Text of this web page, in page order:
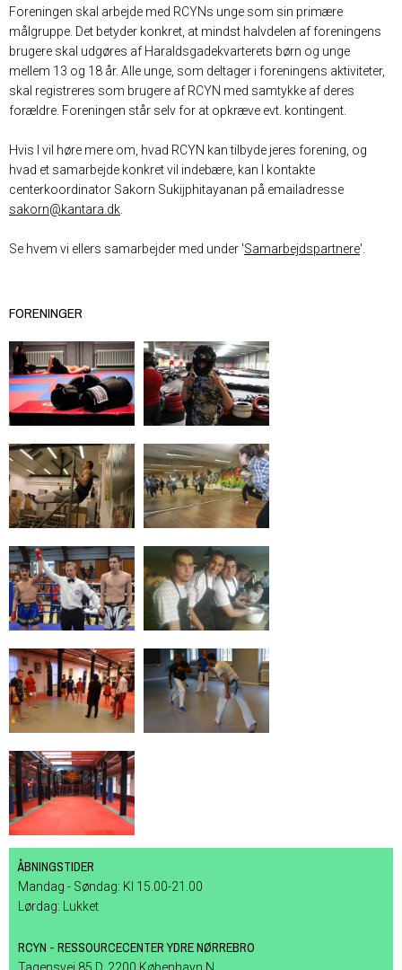
Foreningen skal arbejde med RCYNs unge som sin primære
målgruppe. Det betyder konkret, at mindst halvdelen af foreningens
brugere skal udgøres af Haraldsgadekvarterets børn og unge
mellem 13 og 18 år. Alle unge, som deltager i foreningens aktiviteter,
skal registreres som brugere af RCYN med samtykke af deres
forældre. Foreningen står selv for at opkræve evt. kontingent.
Hvis I vil høre mere om, hvad RCYN kan tilbyde jeres forening, og
hvad et samarbejde konkret vil indebære, kan I kontakte
centerkoordinator Sakorn Sukijphitayanan på emailadresse
sakorn@kantara.dk.
Se hvem vi ellers samarbejder med under 'Samarbejdspartnere'.
FORENINGER
ÅBNINGSTIDER
Mandag - Søndag: Kl 15.00-21.00
Lørdag: Lukket
RCYN - RESSOURCECENTER YDRE NØRREBRO